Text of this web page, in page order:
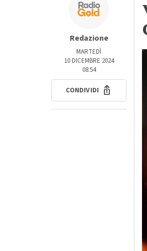
Redazione
MARTEDÌ
10 DICEMBRE 2024
08:54
CONDIVIDI